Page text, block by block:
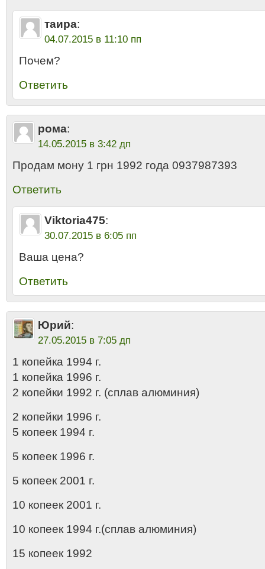
таира:
04.07.2015 в 11:10 пп
Почем?
Ответить
рома:
14.05.2015 в 3:42 дп
Продам мону 1 грн 1992 года 0937987393
Ответить
Viktoria475:
30.07.2015 в 6:05 пп
Ваша цена?
Ответить
Юрий:
27.05.2015 в 7:05 дп
1 копейка 1994 г.
1 копейка 1996 г.
2 копейки 1992 г. (сплав алюминия)
2 копейки 1996 г.
5 копеек 1994 г.
5 копеек 1996 г.
5 копеек 2001 г.
10 копеек 2001 г.
10 копеек 1994 г.(сплав алюминия)
15 копеек 1992